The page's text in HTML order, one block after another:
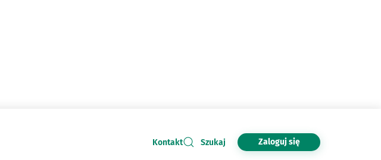
Kontakt Szukaj Zaloguj się